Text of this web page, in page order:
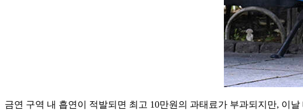
금연 구역 내 흡연이 적발되면 최고 10만원의 과태료가 부과되지만, 이